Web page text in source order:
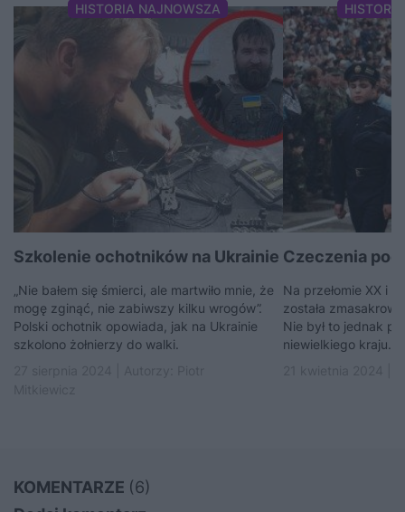
HISTORIA NAJNOWSZA
Szkolenie ochotników na Ukrainie
„Nie bałem się śmierci, ale martwiło mnie, że
mogę zginąć, nie zabiwszy kilku wrogów”.
Polski ochotnik opowiada, jak na Ukrainie
szkolono żołnierzy do walki.
Czeczenia
Na przełomie XX i
została
Nie był to jednak
niewielkiego kraju.
KOMENTARZE (6)